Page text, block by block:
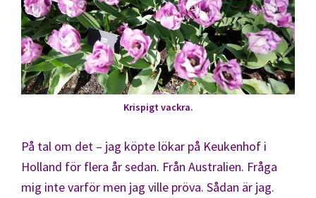
Krispigt vackra.
På tal om det – jag köpte lökar på Keukenhof i
Holland för flera år sedan. Från Australien. Fråga
mig inte varför men jag ville pröva. Sådan är jag.